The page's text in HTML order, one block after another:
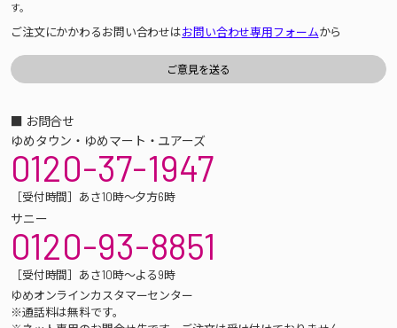
す。
ご注文にかかわるお問い合わせはお問い合わせ専用フォームから
■ お問合せ
ゆめタウン・ゆめマート・ユアーズ
0120-37-1947
［受付時間］あさ10時～夕方6時
サニー
0120-93-8851
［受付時間］あさ10時～よる9時
ゆめオンラインカスタマーセンター
※通話料は無料です。